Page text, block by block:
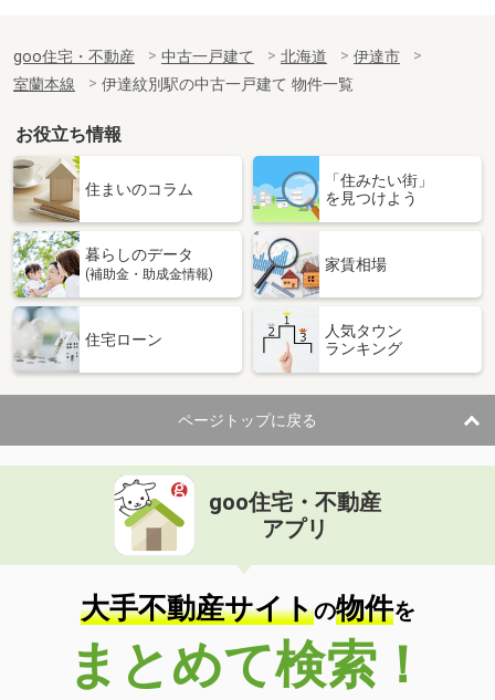
goo住宅・不動産 中古一戸建て 北海道
伊達市
室蘭本線
伊達紋別駅の中古一戸建て 物件一覧
お役立ち情報
住まいのコラム
「住みたい街」
を見つけよう
暮らしのデータ
(補助金・助成金情報)
家賃相場
住宅ローン
人気タウン
ランキング
ページトップに戻る
goo住宅・不動産
アプリ
大手不動産サイトの物件を
まとめて検索！